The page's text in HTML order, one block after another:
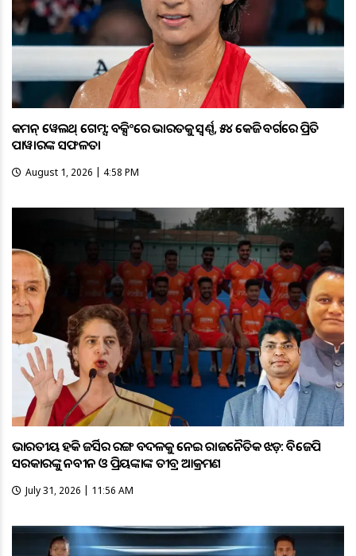
କମନ୍ ୱେଲଥ୍ ଗେମ୍ସ: ବକ୍ସିଂରେ ଭାରତକୁ ସ୍ବର୍ଣ୍ଣ, ୫୪ କେଜି ବର୍ଗରେ ପ୍ରିତି
ପାୱାରଙ୍କ ସଫଳତା
August 1, 2026 | 4:58 PM
ଭାରତୀୟ ହକି ଜର୍ସିର ରଙ୍ଗ ବଦଳକୁ ନେଇ ରାଜନୈତିକ ଝଡ଼: ବିଜେପି
ସରକାରଙ୍କୁ ନବୀନ ଓ ପ୍ରିୟଙ୍କାଙ୍କ ତୀବ୍ର ଆକ୍ରମଣ
July 31, 2026 | 11:56 AM